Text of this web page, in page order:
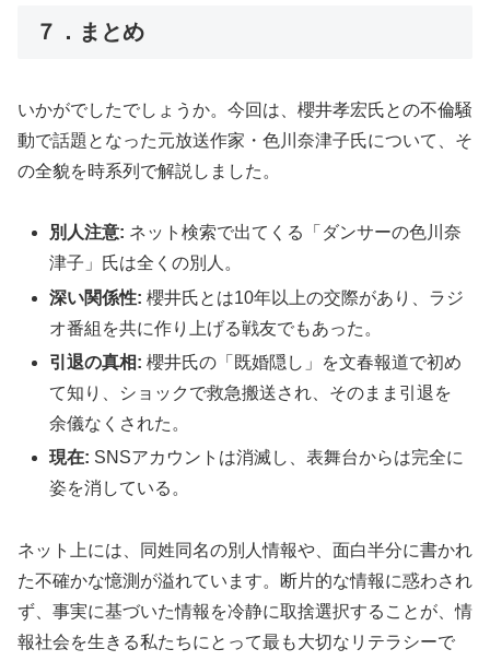
７．まとめ
いかがでしたでしょうか。今回は、櫻井孝宏氏との不倫騒
動で話題となった元放送作家・色川奈津子氏について、そ
の全貌を時系列で解説しました。
別人注意: ネット検索で出てくる「ダンサーの色川奈
津子」氏は全くの別人。
深い関係性: 櫻井氏とは10年以上の交際があり、ラジ
オ番組を共に作り上げる戦友でもあった。
引退の真相: 櫻井氏の「既婚隠し」を文春報道で初め
て知り、ショックで救急搬送され、そのまま引退を
余儀なくされた。
現在: SNSアカウントは消滅し、表舞台からは完全に
姿を消している。
ネット上には、同姓同名の別人情報や、面白半分に書かれ
た不確かな憶測が溢れています。断片的な情報に惑わされ
ず、事実に基づいた情報を冷静に取捨選択することが、情
報社会を生きる私たちにとって最も大切なリテラシーで